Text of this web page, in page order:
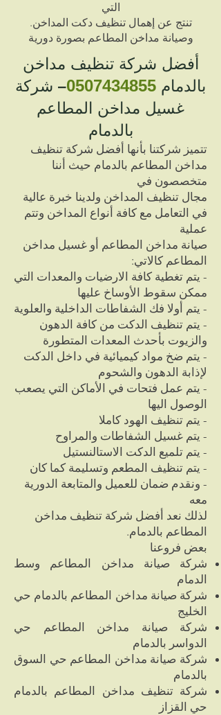
التي
.تنتج عن إهمال تنظيف دكت المداخن
وصيانة مداخن المطاعم بصورة دورية
أفضل شركة تنظيف مداخن
بالدمام
0507434855
– شركة
غسيل مداخن المطاعم
بالدمام
تتميز شركتنا بأنها أفضل شركة تنظيف
مداخن المطاعم بالدمام حيث أننا
متخصصون في
مجال تنظيف المداخن ولدينا خبرة عالية
في التعامل مع كافة أنواع المداخن وتتم
عملية
صيانة مداخن المطاعم أو غسيل مداخن
المطاعم كالاتي:
- يتم تغطية كافة الارضيات والمعدات التي
ممكن سقوط الأوساخ عليها
- يتم أولا فك الشفاطات الداخلية والعلوية
- يتم تنظيف الدكت من كافة الدهون
والزيوت بأحدث المعدات المتطورة
- يتم ضخ مواد كيميائية في داخل الدكت
لإذابة الدهون والشحوم
- يتم عمل فتحات في الأماكن التي يصعب
الوصول اليها
- يتم تنظيف الهود كاملا
- يتم غسيل الشفاطات والمراوح
- يتم تلميع الدكت الاستالنستيل
- يتم تنظيف المطعم وتسليمة كما كان
- ونقدم ضمان للعميل والمتابعة الدورية
معه
لذلك نعد أفضل شركة تنظيف مداخن
المطاعم بالدمام.
بعض فروعنا
شركة صيانة مداخن المطاعم وسط
الدمام
شركة صيانة مداخن المطاعم بالدمام حي
الخليج
شركة صيانة مداخن المطاعم حي
الدواسر بالدمام
شركة صيانة مداخن المطاعم حي السوق
بالدمام
شركة تنظيف مداخن المطاعم بالدمام
حي القزاز